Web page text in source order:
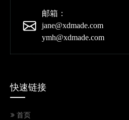
邮箱：
jane@xdmade.com
ymh@xdmade.com
快速链接
首页